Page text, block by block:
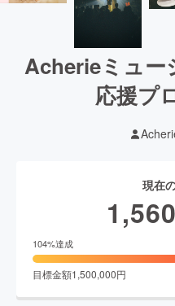
Acherieミュー
応援プ
現在
104%達成
目標金額1,500,000円